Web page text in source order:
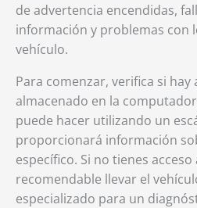
de advertencia encendidas,
información y problemas con
vehículo.
Para comenzar, verifica si hay
almacenado en la
puede hacer utilizando un
proporcionará información
específico. Si no tienes acceso
recomendable llevar el
especializado para un